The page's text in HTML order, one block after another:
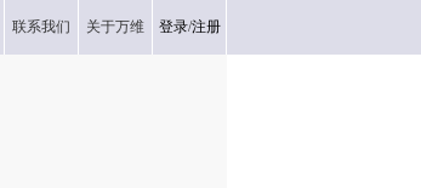
联系我们 关于万维 登录/注册